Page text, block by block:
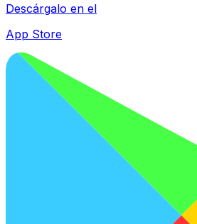
Descárgalo en el
App Store